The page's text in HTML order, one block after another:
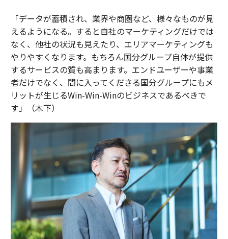
「データが蓄積され、業界や商圏など、様々なものが見
えるようになる。すると自社のマーケティングだけでは
なく、他社の状況も見えたり、エリアマーケティングも
やりやすくなります。もちろん国分グループ自体が提供
するサービスの質も高まります。エンドユーザーや事業
者だけでなく、間に入ってくださる国分グループにもメ
リットが生じるWin-Win-Winのビジネスであるべきで
す」（木下）